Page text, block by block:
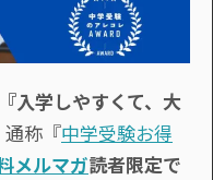
『入学しやすくて、大
通称『中学受験お得
メルマガ読者限定で